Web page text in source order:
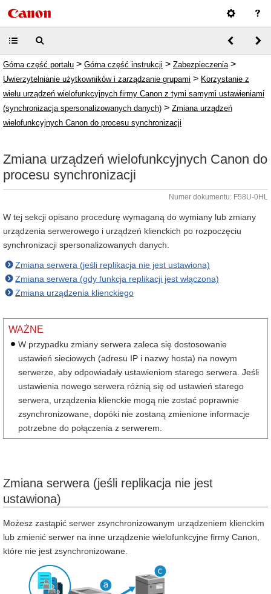
Górna część portalu > Górna część instrukcji > Zabezpieczenia >
Uwierzytelnianie użytkowników i zarządzanie grupami > Korzystanie z
wielu urządzeń wielofunkcyjnych firmy Canon z tymi samymi ustawieniami
(synchronizacja spersonalizowanych danych) > Zmiana urządzeń
wielofunkcyjnych Canon do procesu synchronizacji
Zmiana urządzeń wielofunkcyjnych Canon do
procesu synchronizacji
Numer dokumentu: F58U-0HL
W tej sekcji opisano procedurę wymaganą do wymiany lub zmiany
urządzenia serwerowego i urządzeń klienckich po rozpoczęciu
synchronizacji spersonalizowanych danych.
Zmiana serwera (jeśli replikacja nie jest ustawiona)
Zmiana serwera (gdy funkcja replikacji jest włączona)
Zmiana urządzenia klienckiego
WAŻNE
W przypadku zmiany serwera zaleca się dostosowanie
ustawień sieciowych (adresu IP i nazwy hosta) na nowym
serwerze, aby odpowiadały ustawieniom starego serwera. Jeśli
ustawienia nowego serwera różnią się od ustawień starego
serwera, urządzenia klienckie mogą nie zostać poprawnie
zsynchronizowane, dopóki nie zostaną zmienione informacje
potrzebne do połączenia z serwerem.
Zmiana serwera (jeśli replikacja nie jest
ustawiona)
Możesz zastąpić serwer zsynchronizowanym urządzeniem klienckim
lub zmienić serwer na inne urządzenie wielofunkcyjne firmy Canon,
które nie jest zsynchronizowane.